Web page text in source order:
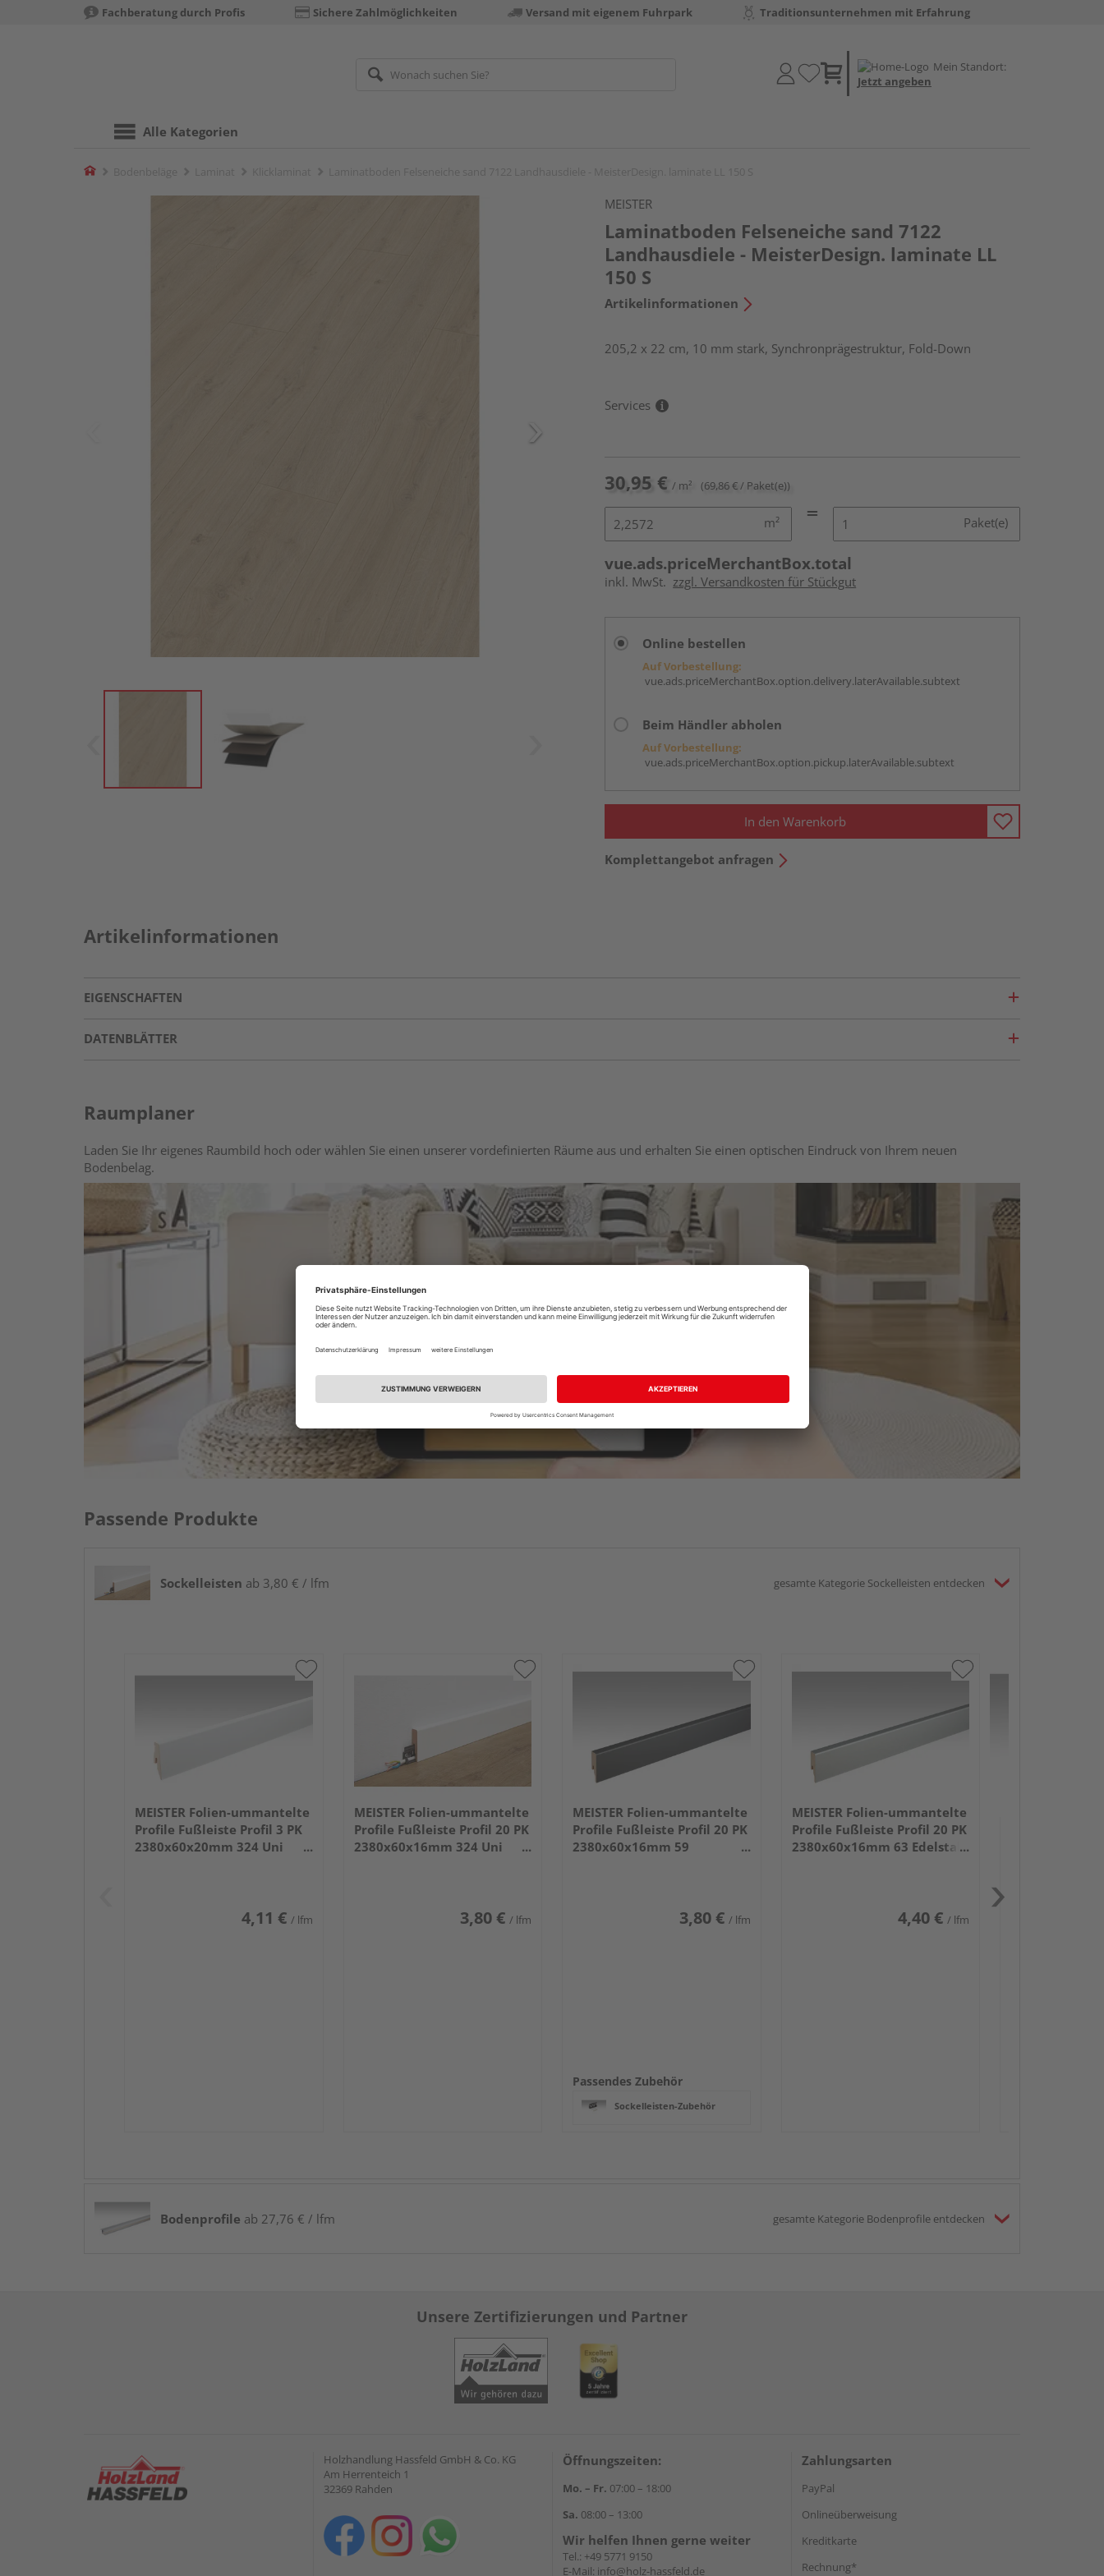
Fachberatung durch Profis Sichere Zahlmöglichkeiten Versand mit eigenem Fuhrpark Traditionsunternehmen mit Erfahrung
Mein Standort:
Jetzt angeben
Alle Kategorien
Home
MEISTER
Laminatboden Felseneiche sand 7122
Landhausdiele - MeisterDesign. laminate LL
150 S
Artikelinformationen
205,2 x 22 cm, 10 mm stark, Synchronprägestruktur, Fold-Down
Services
30,95 € / m² (69,86 € / Paket(e))
m² Paket(e)
vue.ads.priceMerchantBox.total
inkl. MwSt. zzgl. Versandkosten für Stückgut
Online bestellen
Auf Vorbestellung:
vue.ads.priceMerchantBox.option.delivery.laterAvailable.subtext
Beim Händler abholen
Auf Vorbestellung:
vue.ads.priceMerchantBox.option.pickup.laterAvailable.subtext
In den Warenkorb
Komplettangebot anfragen
Artikelinformationen
EIGENSCHAFTEN
DATENBLÄTTER
Raumplaner
Laden Sie Ihr eigenes Raumbild hoch oder wählen Sie einen unserer vordefinierten Räume aus und erhalten Sie einen optischen Eindruck von Ihrem neuen
Bodenbelag.
Passende Produkte
Sockelleisten ab 3,80 € / lfm gesamte Kategorie Sockelleisten entdecken
MEISTER Folien-ummantelte
Profile Fußleiste Profil 3 PK
2380x60x20mm 324 Uni
4,11 € / lfm
MEISTER Folien-ummantelte
Profile Fußleiste Profil 20 PK
2380x60x16mm 324 Uni
3,80 € / lfm
MEISTER Folien-ummantelte
Profile Fußleiste Profil 20 PK
2380x60x16mm 59
3,80 € / lfm
Passendes Zubehör
Sockelleisten-Zubehör
MEISTER Folien-ummantelte
Profile Fußleiste Profil 20 PK
2380x60x16mm 63 Edelstahl
4,40 € / lfm
Bodenprofile ab 27,76 € / lfm gesamte Kategorie Bodenprofile entdecken
Unsere Zertifizierungen und Partner
Holzhandlung Hassfeld GmbH & Co. KG
Am Herrenteich 1
32369 Rahden
Öffnungszeiten:
Mo. – Fr. 07:00 – 18:00
Sa. 08:00 – 13:00
Wir helfen Ihnen gerne weiter
Tel.: +49 5771 9150
E-Mail: info@holz-hassfeld.de
Zahlungsarten
PayPal
Onlineüberweisung
Kreditkarte
Rechnung*